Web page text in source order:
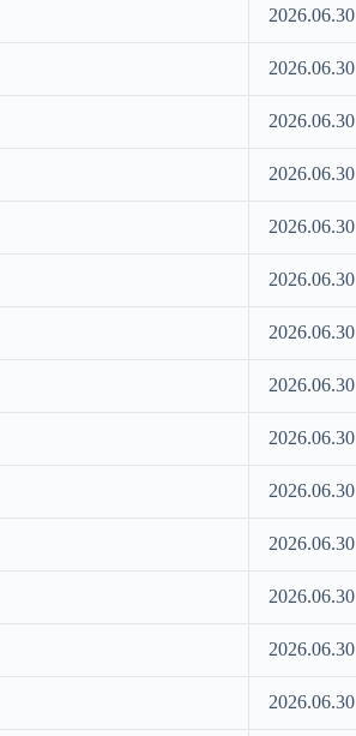
2026.06.30
2026.06.30
2026.06.30
2026.06.30
2026.06.30
2026.06.30
2026.06.30
2026.06.30
2026.06.30
2026.06.30
2026.06.30
2026.06.30
2026.06.30
2026.06.30